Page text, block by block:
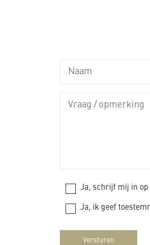
Ja, schrijf mij in op
Ja, ik geef
Versturen